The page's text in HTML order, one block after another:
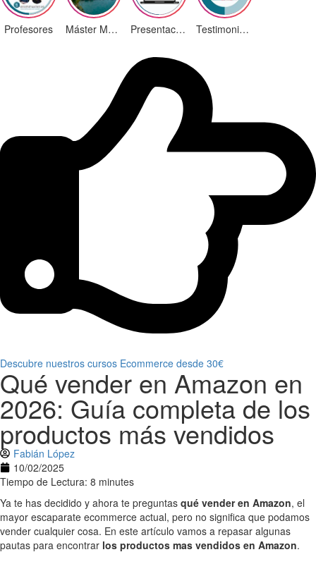
Profesores Máster Marketing Digital en Alicante Presentación ¡Nuevas Ediciones! Testimonios Alumnos
Descubre nuestros cursos Ecommerce desde 30€
Qué vender en Amazon en
2026: Guía completa de los
productos más vendidos
Fabián López
10/02/2025
Tiempo de Lectura: 8 minutes
Ya te has decidido y ahora te preguntas qué vender en Amazon, el
mayor escaparate ecommerce actual, pero no significa que podamos
vender cualquier cosa. En este artículo vamos a repasar algunas
pautas para encontrar los productos mas vendidos en Amazon.